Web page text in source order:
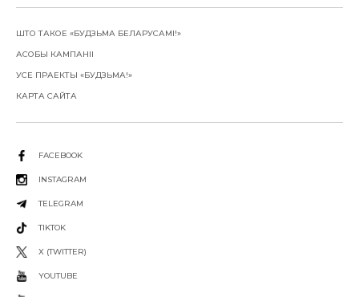
ШТО ТАКОЕ «БУДЗЬМА БЕЛАРУСАМІ!»
АСОБЫ КАМПАНІІ
УСЕ ПРАЕКТЫ «БУДЗЬМА!»
КАРТА САЙТА
FACEBOOK
INSTAGRAM
TELEGRAM
TIKTOK
X (TWITTER)
YOUTUBE